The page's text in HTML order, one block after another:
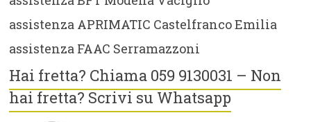
assistenza APRIMATIC Castelfranco Emilia
assistenza FAAC Serramazzoni
Hai fretta? Chiama 059 9130031 – Non
hai fretta? Scrivi su Whatsapp